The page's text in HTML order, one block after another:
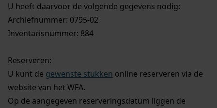
U heeft daarvoor de volgende gegevens nodig:
Archiefnummer: 0795-02
Inventarisnummer: 884
Reserveren:
U kunt de gewenste stukken online reserveren via de
website van het WFA.
Op de aangegeven reserveringsdatum liggen de